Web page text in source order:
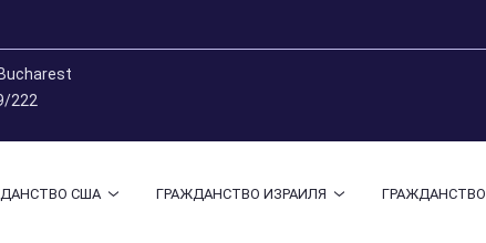
222
США ГРАЖДАНСТВО ИЗРАИЛЯ